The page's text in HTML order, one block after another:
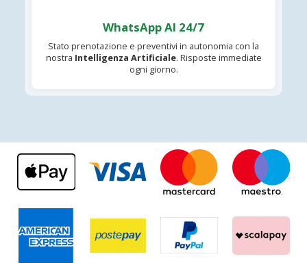
WhatsApp AI 24/7
Stato prenotazione e preventivi in autonomia con la
nostra Intelligenza Artificiale. Risposte immediate
ogni giorno.